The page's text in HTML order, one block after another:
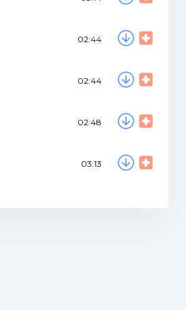
02:44
02:44
02:48
03:13